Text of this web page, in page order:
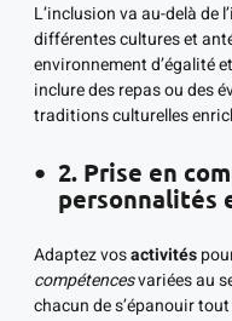
L’inclusion va au-delà de
différentes cultures et
environnement d’égalité
inclure des repas ou des
traditions culturelles
2. Prise en
personnalités
Adaptez vosactivités
compétencesvariées au
chacun de s’épanouir